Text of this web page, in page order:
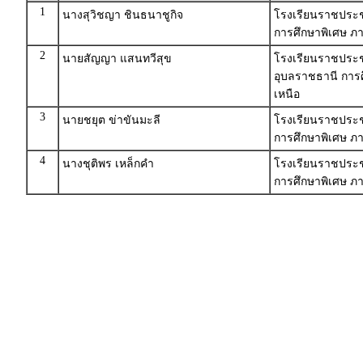
1
นางสุวิชญา ชินธนาชูกิจ
โรงเรียนราชปร
การศึกษาพิเศษ ภ
2
นายสัญญา แสนทวีสุข
โรงเรียนราชปร
อุบลราชธานี การ
เหนือ
3
นายชยุต ข่าขันมะลี
โรงเรียนราชปร
การศึกษาพิเศษ ภ
4
นางชุติพร เหล็กคำ
โรงเรียนราชปร
การศึกษาพิเศษ ภ